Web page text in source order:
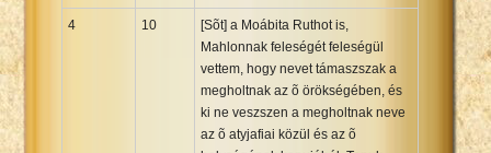
4 10
[Sõt] a Moábita Ruthot is,
Mahlonnak feleségét feleségül
vettem, hogy nevet támaszszak a
megholtnak az õ örökségében, és
ki ne veszszen a megholtnak neve
az õ atyjafiai közül és az õ